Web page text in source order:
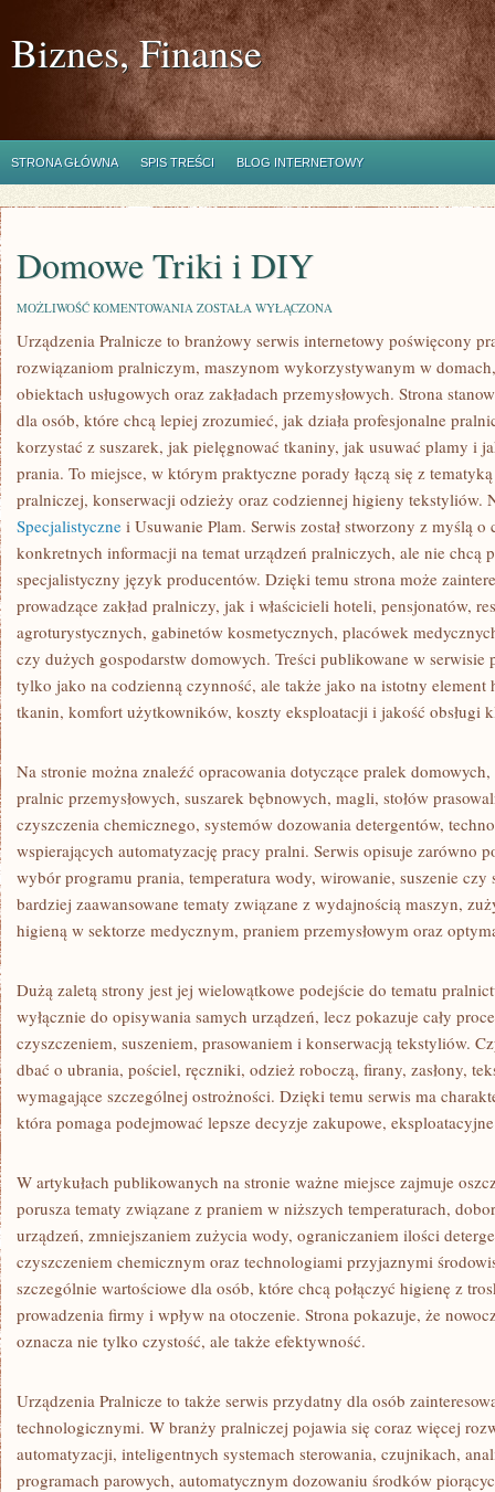
Biznes, Finanse
STRONA GŁÓWNA SPIS TREŚCI BLOG INTERNETOWY
Domowe Triki i DIY
MOŻLIWOŚĆ KOMENTOWANIA DOMOWE
I
ZOSTAŁA WYŁĄCZONA
Urządzenia Pralnicze to branżowy serwis internetowy poświęcony
rozwiązaniom pralniczym, maszynom wykorzystywanym w
obiektach usługowych oraz zakładach przemysłowych. Strona
dla osób, które chcą lepiej zrozumieć, jak działa profesjonalne
korzystać z suszarek, jak pielęgnować tkaniny, jak usuwać plamy i
prania. To miejsce, w którym praktyczne porady łączą się z
pralniczej, konserwacji odzieży oraz codziennej higieny tekstyliów.
Specjalistyczne i Usuwanie Plam. Serwis został stworzony z myślą
konkretnych informacji na temat urządzeń pralniczych, ale nie chcą
specjalistyczny język producentów. Dzięki temu strona może
prowadzące zakład pralniczy, jak i właścicieli hoteli, pensjonatów,
agroturystycznych, gabinetów kosmetycznych, placówek
czy dużych gospodarstw domowych. Treści publikowane w serwisie
tylko jako na codzienną czynność, ale także jako na istotny element
tkanin, komfort użytkowników, koszty eksploatacji i jakość obsługi
Na stronie można znaleźć opracowania dotyczące pralek
pralnic przemysłowych, suszarek bębnowych, magli, stołów
czyszczenia chemicznego, systemów dozowania detergentów,
wspierających automatyzację pracy pralni. Serwis opisuje zarówno
wybór programu prania, temperatura wody, wirowanie, suszenie czy
bardziej zaawansowane tematy związane z wydajnością maszyn,
higieną w sektorze medycznym, praniem przemysłowym oraz
Dużą zaletą strony jest jej wielowątkowe podejście do tematu
wyłącznie do opisywania samych urządzeń, lecz pokazuje cały
czyszczeniem, suszeniem, prasowaniem i konserwacją tekstyliów.
dbać o ubrania, pościel, ręczniki, odzież roboczą, firany, zasłony,
wymagające szczególnej ostrożności. Dzięki temu serwis ma
która pomaga podejmować lepsze decyzje zakupowe,
W artykułach publikowanych na stronie ważne miejsce zajmuje
porusza tematy związane z praniem w niższych temperaturach,
urządzeń, zmniejszaniem zużycia wody, ograniczaniem ilości
czyszczeniem chemicznym oraz technologiami przyjaznymi
szczególnie wartościowe dla osób, które chcą połączyć higienę z
prowadzenia firmy i wpływ na otoczenie. Strona pokazuje, że
oznacza nie tylko czystość, ale także efektywność.
Urządzenia Pralnicze to także serwis przydatny dla osób
technologicznymi. W branży pralniczej pojawia się coraz więcej
automatyzacji, inteligentnych systemach sterowania, czujnikach,
programach parowych, automatycznym dozowaniu środków